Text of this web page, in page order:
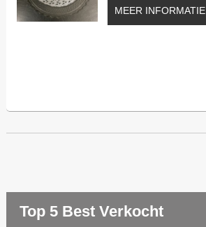
MEER INFORMATIE
Top 5 Best Verkocht